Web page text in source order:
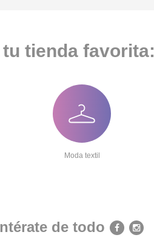
tienda favorita:
Moda textil
de todo